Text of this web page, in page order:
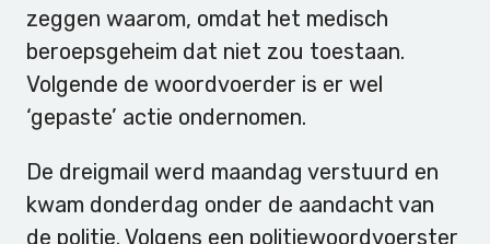
zeggen waarom, omdat het medisch
beroepsgeheim dat niet zou toestaan.
Volgende de woordvoerder is er wel
‘gepaste’ actie ondernomen.
De dreigmail werd maandag verstuurd en
kwam donderdag onder de aandacht van
de politie. Volgens een politiewoordvoerster